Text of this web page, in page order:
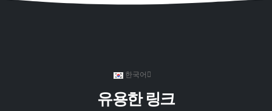
한국어
유용한 링크